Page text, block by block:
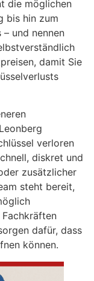
die möglichen
bis hin zum
und nennen
damit Sie
verloren
diskret und
zusätzlicher
steht bereit,
dafür, dass
können.